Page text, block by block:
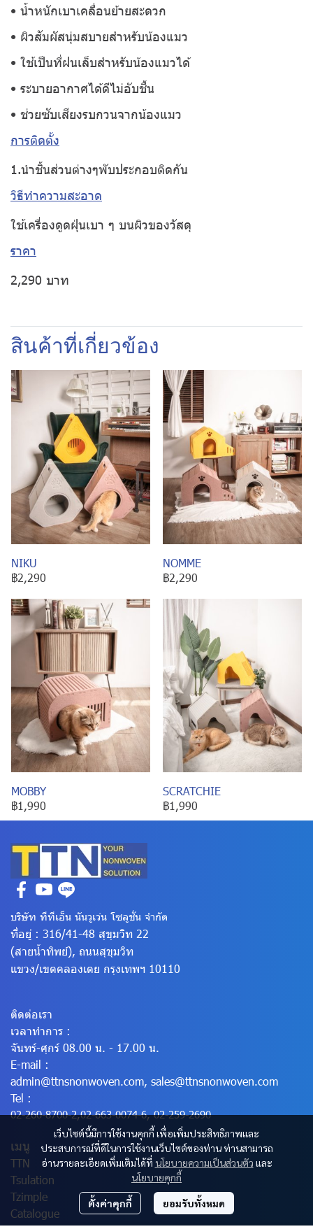
• น้ำหนักเบาเคลื่อนย้ายสะดวก
• ผิวสัมผัสนุ่มสบายสำหรับน้องแมว
• ใช้เป็นที่ฝนเล็บสำหรับน้องแมวได้
• ระบายอากาศได้ดีไม่อับชื้น
• ช่วยซับเสียงรบกวนจากน้องแมว
การติดตั้ง
1.นำชิ้นส่วนต่างๆพับประกอบติดกัน
วิธีทำความสะอาด
ใช้เครื่องดูดฝุ่นเบา ๆ บนผิวของวัสดุ
ราคา
2,290 บาท
สินค้าที่เกี่ยวข้อง
NIKU
฿2,290
NOMME
฿2,290
MOBBY
฿1,990
SCRATCHIE
฿1,990
เว็บไซต์นี้มีการใช้งานคุกกี้ เพื่อเพิ่มประสิทธิภาพและ
ประสบการณ์ที่ดีในการใช้งานเว็บไซต์ของท่าน ท่านสามารถ
อ่านรายละเอียดเพิ่มเติมได้ที่ นโยบายความเป็นส่วนตัว และ
นโยบายคุกกี้
ตั้งค่าคุกกี้ ยอมรับทั้งหมด
บริษัท ทีทีเอ็น นันวูเว่น โซลูชั่น จำกัด
ที่อยู่ : 316/41-48 สุขุมวิท 22
(สายน้ำทิพย์), ถนนสุขุมวิท
แขวง/เขตคลองเตย กรุงเทพฯ 10110
ติดต่อเรา
เวลาทำการ :
จันทร์-ศุกร์ 08.00 น. - 17.00 น.
E-mail :
admin@ttnsnonwoven.com, sales@ttnsnonwoven.com
Tel :
02-260-8700-2,02-663-0074-6,02-259-2690
เมนู
TTN
Tsulation
Tzimple
Catalogue